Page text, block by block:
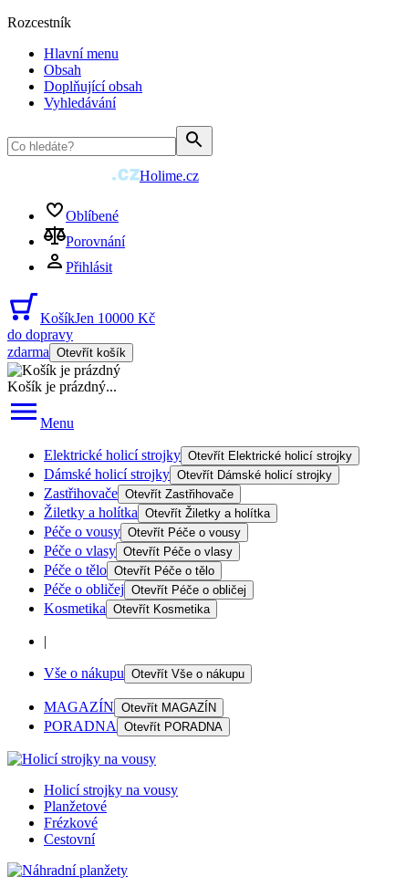
Rozcestník
Hlavní menu
Obsah
Doplňující obsah
Vyhledávání
Holime.cz
Oblíbené
Porovnání
Přihlásit
KošíkJen 10000 Kč
do dopravy
zdarma Otevřít košík
Košík je prázdný...
Menu
Elektrické holicí strojky Otevřít Elektrické holicí strojky
Dámské holicí strojky Otevřít Dámské holicí strojky
Zastřihovače Otevřít Zastřihovače
Žiletky a holítka Otevřít Žiletky a holítka
Péče o vousy Otevřít Péče o vousy
Péče o vlasy Otevřít Péče o vlasy
Péče o tělo Otevřít Péče o tělo
Péče o obličej Otevřít Péče o obličej
Kosmetika Otevřít Kosmetika
|
Vše o nákupu Otevřít Vše o nákupu
MAGAZÍN Otevřít MAGAZÍN
PORADNA Otevřít PORADNA
Holicí strojky na vousy
Planžetové
Frézkové
Cestovní